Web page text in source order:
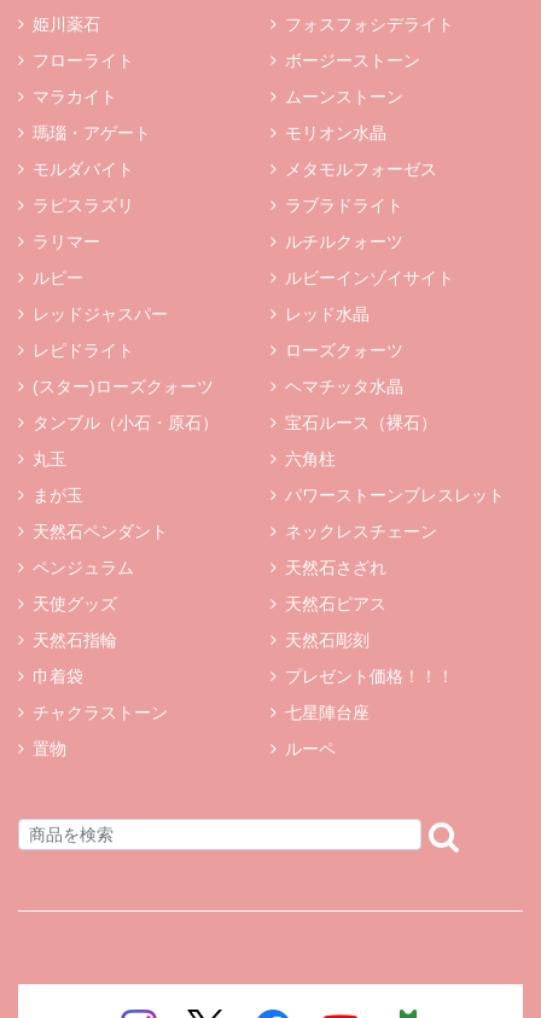
姫川薬石
フォスフォシデライト
フローライト
ボージーストーン
マラカイト
ムーンストーン
瑪瑙・アゲート
モリオン水晶
モルダバイト
メタモルフォーゼス
ラピスラズリ
ラブラドライト
ラリマー
ルチルクォーツ
ルビー
ルビーインゾイサイト
レッドジャスパー
レッド水晶
レピドライト
ローズクォーツ
(スター)ローズクォーツ
ヘマチッタ水晶
タンブル（小石・原石）
宝石ルース（裸石）
丸玉
六角柱
まが玉
パワーストーンブレスレット
天然石ペンダント
ネックレスチェーン
ペンジュラム
天然石さざれ
天使グッズ
天然石ピアス
天然石指輪
天然石彫刻
巾着袋
プレゼント価格！！！
チャクラストーン
七星陣台座
置物
ルーペ